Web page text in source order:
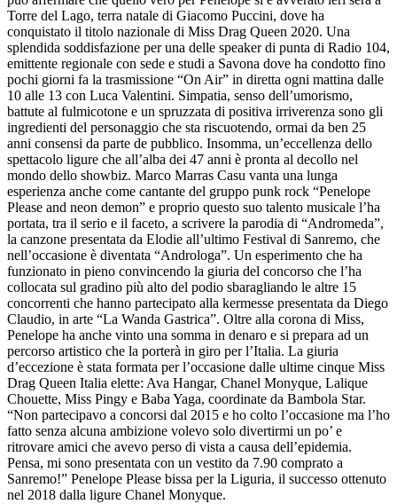
Torre del Lago, terra natale di Giacomo Puccini, dove ha
conquistato il titolo nazionale di Miss Drag Queen 2020. Una
splendida soddisfazione per una delle speaker di punta di Radio 104,
emittente regionale con sede e studi a Savona dove ha condotto fino
pochi giorni fa la trasmissione “On Air” in diretta ogni mattina dalle
10 alle 13 con Luca Valentini. Simpatia, senso dell’umorismo,
battute al fulmicotone e un spruzzata di positiva irriverenza sono gli
ingredienti del personaggio che sta riscuotendo, ormai da ben 25
anni consensi da parte de pubblico. Insomma, un’eccellenza dello
spettacolo ligure che all’alba dei 47 anni è pronta al decollo nel
mondo dello showbiz. Marco Marras Casu vanta una lunga
esperienza anche come cantante del gruppo punk rock “Penelope
Please and neon demon” e proprio questo suo talento musicale l’ha
portata, tra il serio e il faceto, a scrivere la parodia di “Andromeda”,
la canzone presentata da Elodie all’ultimo Festival di Sanremo, che
nell’occasione è diventata “Androloga”. Un esperimento che ha
funzionato in pieno convincendo la giuria del concorso che l’ha
collocata sul gradino più alto del podio sbaragliando le altre 15
concorrenti che hanno partecipato alla kermesse presentata da Diego
Claudio, in arte “La Wanda Gastrica”. Oltre alla corona di Miss,
Penelope ha anche vinto una somma in denaro e si prepara ad un
percorso artistico che la porterà in giro per l’Italia. La giuria
d’eccezione è stata formata per l’occasione dalle ultime cinque Miss
Drag Queen Italia elette: Ava Hangar, Chanel Monyque, Lalique
Chouette, Miss Pingy e Baba Yaga, coordinate da Bambola Star.
“Non partecipavo a concorsi dal 2015 e ho colto l’occasione ma l’ho
fatto senza alcuna ambizione volevo solo divertirmi un po’ e
ritrovare amici che avevo perso di vista a causa dell’epidemia.
Pensa, mi sono presentata con un vestito da 7.90 comprato a
Sanremo!” Penelope Please bissa per la Liguria, il successo ottenuto
nel 2018 dalla ligure Chanel Monyque.